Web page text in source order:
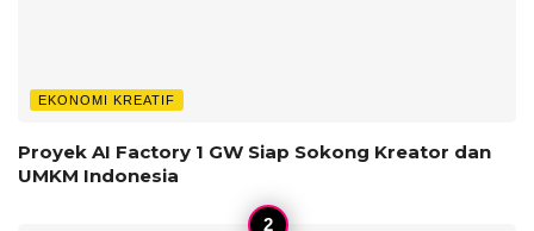
EKONOMI KREATIF
Proyek AI Factory 1 GW Siap Sokong Kreator dan
UMKM Indonesia